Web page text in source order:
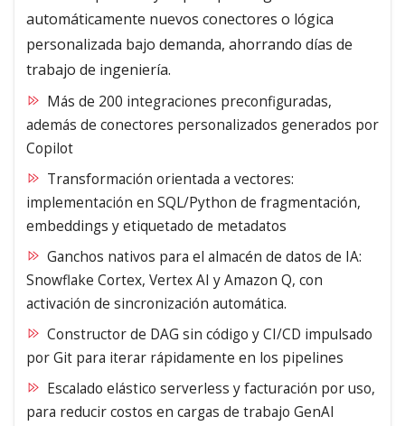
automáticamente nuevos conectores o lógica
personalizada bajo demanda, ahorrando días de
trabajo de ingeniería.
Más de 200 integraciones preconfiguradas,
además de conectores personalizados generados por
Copilot
Transformación orientada a vectores:
implementación en SQL/Python de fragmentación,
embeddings y etiquetado de metadatos
Ganchos nativos para el almacén de datos de IA:
Snowflake Cortex, Vertex AI y Amazon Q, con
activación de sincronización automática.
Constructor de DAG sin código y CI/CD impulsado
por Git para iterar rápidamente en los pipelines
Escalado elástico serverless y facturación por uso,
para reducir costos en cargas de trabajo GenAI